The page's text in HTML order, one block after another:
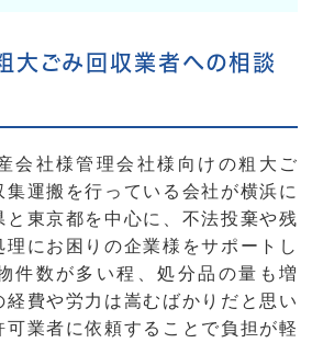
大ごみ回収業者への相談
会社様管理会社様向けの粗大ご
運搬を行っている会社が横浜に
と東京都を中心に、不法投棄や残
にお困りの企業様をサポートし
件数が多い程、処分品の量も増
経費や労力は嵩むばかりだと思い
可業者に依頼することで負担が軽